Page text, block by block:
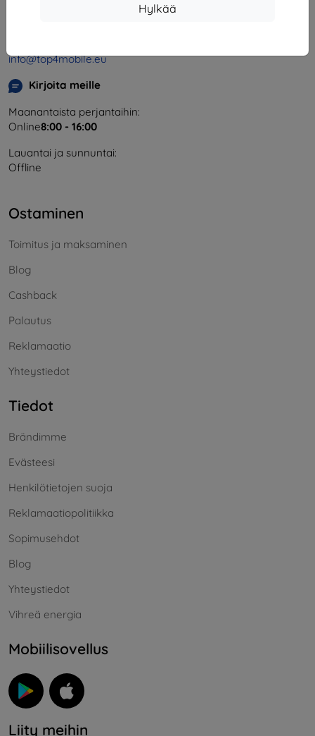
Hylkää
info@top4mobile.eu
Kirjoita meille
Maanantaista perjantaihin:
Online8:00 - 16:00
Lauantai ja sunnuntai:
Offline
Ostaminen
Toimitus ja maksaminen
Blog
Cashback
Palautus
Reklamaatio
Yhteystiedot
Tiedot
Brändimme
Evästeesi
Henkilötietojen suoja
Reklamaatiopolitiikka
Sopimusehdot
Blog
Yhteystiedot
Vihreä energia
Mobiilisovellus
Liity meihin